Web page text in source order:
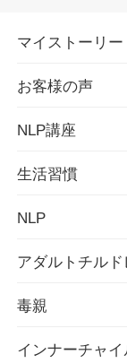
マイストーリー
お客様の声
NLP講座
生活習慣
NLP
アダルトチルド
毒親
インナーチャイ